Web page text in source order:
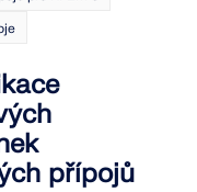
PRÁCE
přípojů